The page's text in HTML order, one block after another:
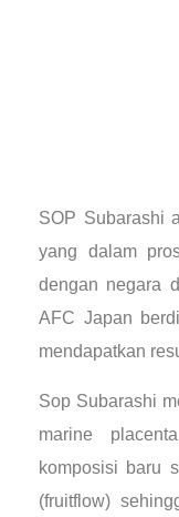
SOP Subarashi
yang dalam
dengan negara
AFC Japan
mendapatkan
Sop Subarashi
marine
komposisi baru
(fruitflow)